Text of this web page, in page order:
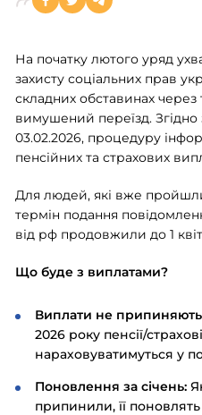
На початку лютого уряд
захисту соціальних прав
складних обставинах
вимушений переїзд.
03.02.2026, процедуру
пенсійних та страхових
Для людей, які вже
термін подання
від рф продовжили до 1
Що буде з виплатами?
Виплати не
2026 року пенсії/
нараховуватимуться у
Поновлення за січень:
припинили, її